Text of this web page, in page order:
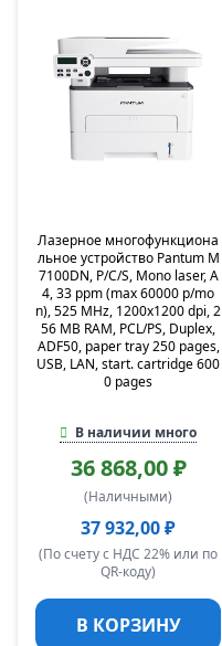
Лазерное многофункциона
льное устройство Pantum M
7100DN, P/C/S, Mono laser, A
4, 33 ppm (max 60000 p/mo
n), 525 MHz, 1200x1200 dpi, 2
56 MB RAM, PCL/PS, Duplex,
ADF50, paper tray 250 pages,
USB, LAN, start. cartridge 600
0 pages
В наличии много
36 868,00 ₽
(Наличными)
37 932,00 ₽
(По счету с НДС 22% или по
QR-коду)
В КОРЗИНУ